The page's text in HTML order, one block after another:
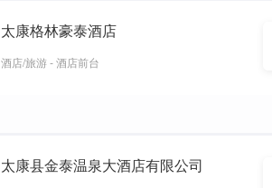
太康格林豪泰酒店
酒店/旅游 - 酒店前台
太康县金泰温泉大酒店有限公司